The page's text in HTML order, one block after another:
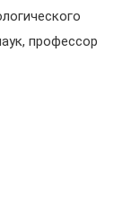
профессор